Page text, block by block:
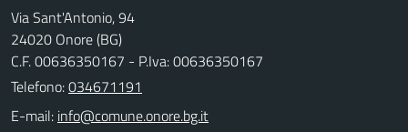
Via Sant'Antonio, 94
24020 Onore (BG)
C.F. 00636350167 - P.Iva: 00636350167
Telefono:034671191
E-mail: